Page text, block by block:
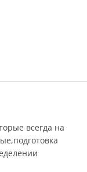
всегда на